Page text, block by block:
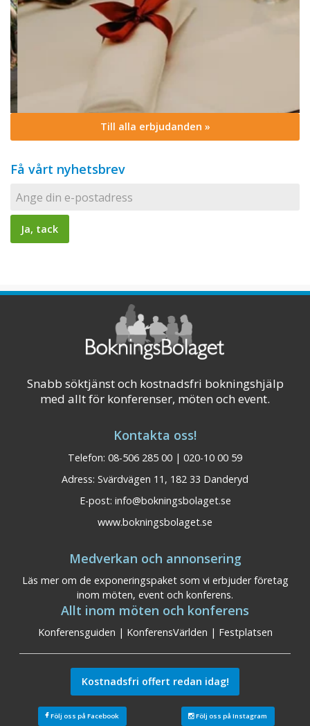
Till alla erbjudanden »
Få vårt nyhetsbrev
Snabb söktjänst och kostnadsfri bokningshjälp
med allt för konferenser, möten och event.
Kontakta oss!
Telefon: 08-506 285 00 | 020-10 00 59
Adress: Svärdvägen 11, 182 33 Danderyd
E-post: info@bokningsbolaget.se
www.bokningsbolaget.se
Medverkan och annonsering
Läs mer om de exponeringspaket som vi erbjuder företag
inom möten, event och konferens.
Allt inom möten och konferens
Konferensguiden | KonferensVärlden | Festplatsen
Kostnadsfri offert redan idag!
Följ oss på Facebook Följ oss på Instagram